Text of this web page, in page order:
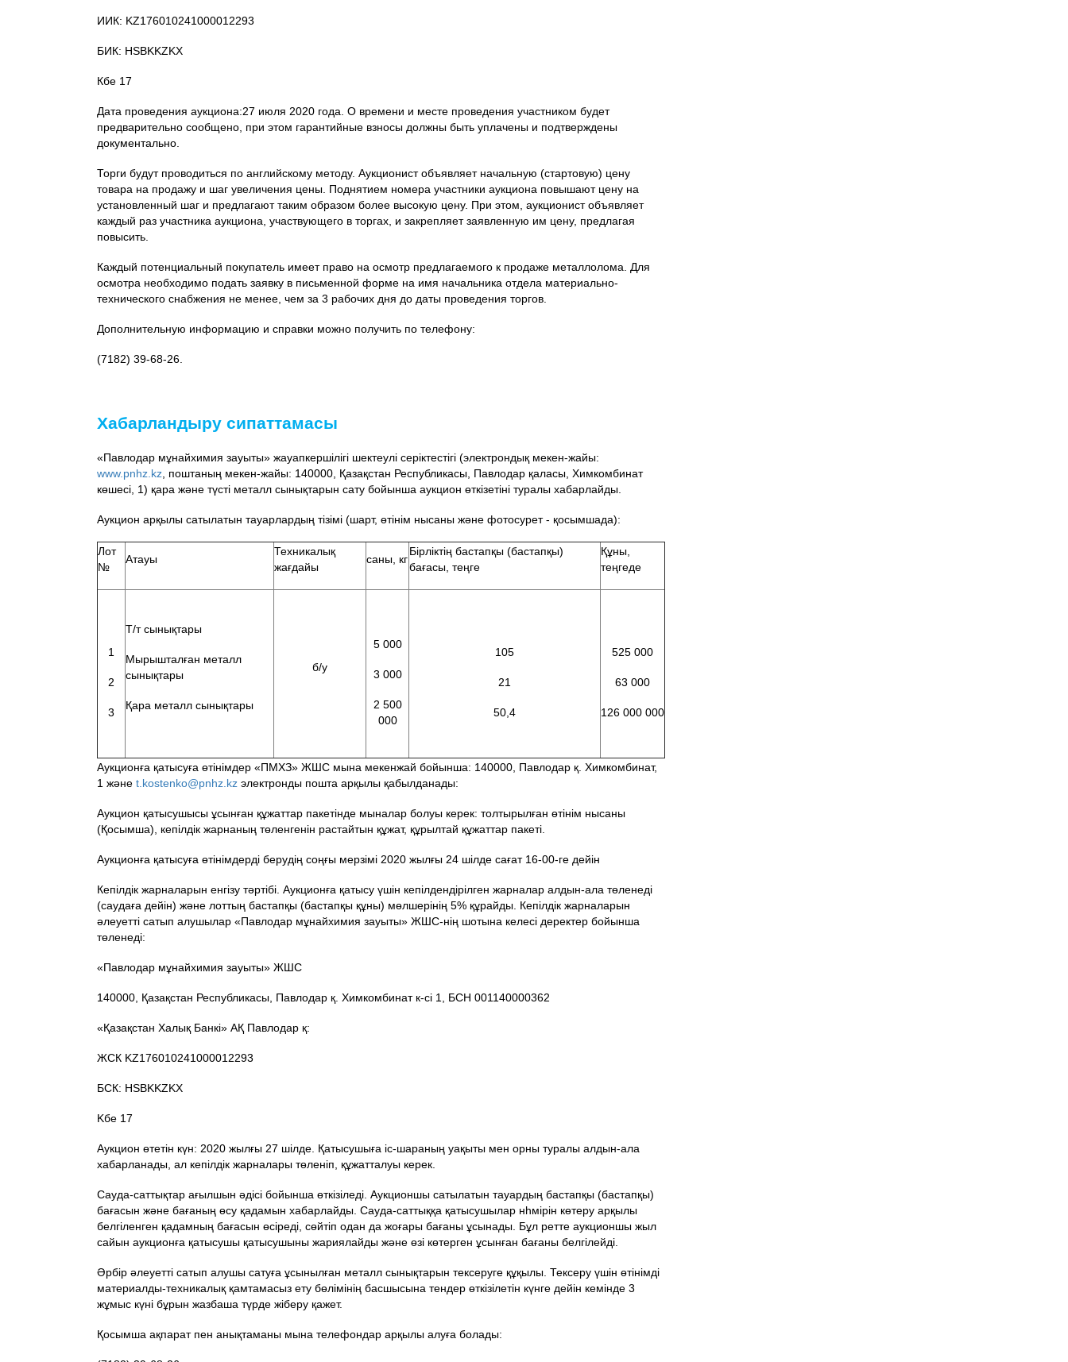
ИИК: KZ176010241000012293
БИК: HSBKKZKX
Кбе 17
Дата проведения аукциона:27 июля 2020 года. О времени и месте проведения участником будет
предварительно сообщено, при этом гарантийные взносы должны быть уплачены и подтверждены
документально.
Торги будут проводиться по английскому методу. Аукционист объявляет начальную (стартовую) цену
товара на продажу и шаг увеличения цены. Поднятием номера участники аукциона повышают цену на
установленный шаг и предлагают таким образом более высокую цену. При этом, аукционист объявляет
каждый раз участника аукциона, участвующего в торгах, и закрепляет заявленную им цену, предлагая
повысить.
Каждый потенциальный покупатель имеет право на осмотр предлагаемого к продаже металлолома. Для
осмотра необходимо подать заявку в письменной форме на имя начальника отдела материально-
технического снабжения не менее, чем за 3 рабочих дня до даты проведения торгов.
Дополнительную информацию и справки можно получить по телефону:
(7182) 39-68-26.
Хабарландыру сипаттамасы
«Павлодар мұнайхимия зауыты» жауапкершілігі шектеулі серіктестігі (электрондық мекен-жайы:
www.pnhz.kz , поштаның мекен-жайы: 140000, Қазақстан Республикасы, Павлодар қаласы, Химкомбинат
көшесі, 1) қара және түсті металл сынықтарын сату бойынша аукцион өткізетіні туралы хабарлайды.
Аукцион арқылы сатылатын тауарлардың тізімі (шарт, өтінім нысаны және фотосурет - қосымшада):
Лот
№
Атауы
Техникалық
жағдайы
саны, кг
Бірліктің бастапқы (бастапқы)
бағасы, теңге
Құны,
теңгеде
1
2
3
Т/т сынықтары
Мырышталған металл
сынықтары
Қара металл сынықтары
б/у
5 000
3 000
2 500
000
105
21
50,4
525 000
63 000
126 000 000
Аукционға қатысуға өтінімдер «ПМХЗ» ЖШС мына мекенжай бойынша: 140000, Павлодар қ. Химкомбинат,
1 және t.kostenko@pnhz.kz электронды пошта арқылы қабылданады:
Аукцион қатысушысы ұсынған құжаттар пакетінде мыналар болуы керек: толтырылған өтінім нысаны
(Қосымша), кепілдік жарнаның төленгенін растайтын құжат, құрылтай құжаттар пакеті.
Аукционға қатысуға өтінімдерді берудің соңғы мерзімі 2020 жылғы 24 шілде сағат 16-00-ге дейін
Кепілдік жарналарын енгізу тәртібі. Аукционға қатысу үшін кепілдендірілген жарналар алдын-ала төленеді
(саудаға дейін) және лоттың бастапқы (бастапқы құны) мөлшерінің 5% құрайды. Кепілдік жарналарын
әлеуетті сатып алушылар «Павлодар мұнайхимия зауыты» ЖШС-нің шотына келесі деректер бойынша
төленеді:
«Павлодар мұнайхимия зауыты» ЖШС
140000, Қазақстан Республикасы, Павлодар қ. Химкомбинат к-сі 1, БСН 001140000362
«Қазақстан Халық Банкі» АҚ Павлодар қ:
ЖСК KZ176010241000012293
БСК: HSBKKZKX
Kбе 17
Аукцион өтетін күн: 2020 жылғы 27 шілде. Қатысушыға іс-шараның уақыты мен орны туралы алдын-ала
хабарланады, ал кепілдік жарналары төленіп, құжатталуы керек.
Сауда-саттықтар ағылшын әдісі бойынша өткізіледі. Аукционшы сатылатын тауардың бастапқы (бастапқы)
бағасын және бағаның өсу қадамын хабарлайды. Сауда-саттыққа қатысушылар нһмірін көтеру арқылы
белгіленген қадамның бағасын өсіреді, сөйтіп одан да жоғары бағаны ұсынады. Бұл ретте аукционшы жыл
сайын аукционға қатысушы қатысушыны жариялайды және өзі көтерген ұсынған бағаны белгілейді.
Әрбір әлеуетті сатып алушы сатуға ұсынылған металл сынықтарын тексеруге құқылы. Тексеру үшін өтінімді
материалды-техникалық қамтамасыз ету бөлімінің басшысына тендер өткізілетін күнге дейін кемінде 3
жұмыс күні бұрын жазбаша түрде жіберу қажет.
Қосымша ақпарат пен анықтаманы мына телефондар арқылы алуға болады: